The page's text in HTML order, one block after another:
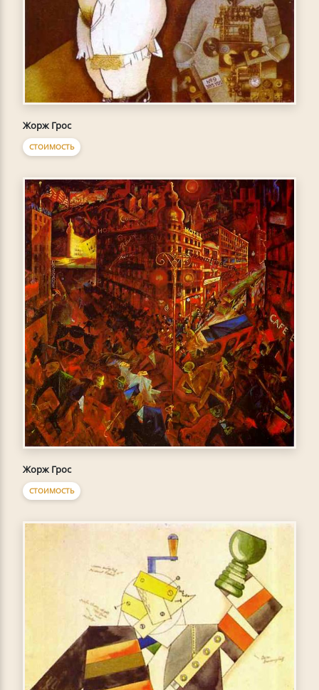
Жорж Грос
СТОИМОСТЬ
Жорж Грос
СТОИМОСТЬ